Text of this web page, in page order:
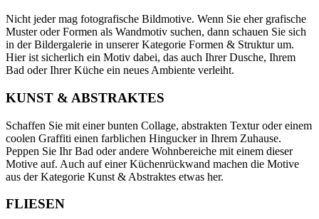
Nicht jeder mag fotografische Bildmotive. Wenn Sie eher grafische
Muster oder Formen als Wandmotiv suchen, dann schauen Sie sich
in der Bildergalerie in unserer Kategorie Formen & Struktur um.
Hier ist sicherlich ein Motiv dabei, das auch Ihrer Dusche, Ihrem
Bad oder Ihrer Küche ein neues Ambiente verleiht.
KUNST & ABSTRAKTES
Schaffen Sie mit einer bunten Collage, abstrakten Textur oder einem
coolen Graffiti einen farblichen Hingucker in Ihrem Zuhause.
Peppen Sie Ihr Bad oder andere Wohnbereiche mit einem dieser
Motive auf. Auch auf einer Küchenrückwand machen die Motive
aus der Kategorie Kunst & Abstraktes etwas her.
FLIESEN